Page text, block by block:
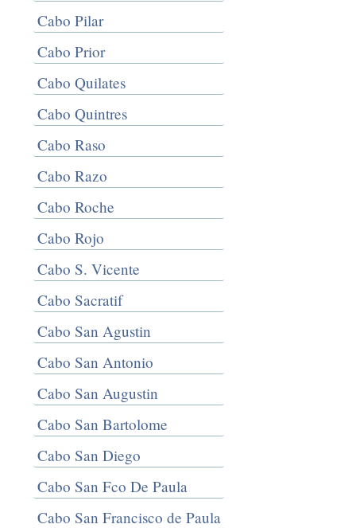
Cabo Pilar
Cabo Prior
Cabo Quilates
Cabo Quintres
Cabo Raso
Cabo Razo
Cabo Roche
Cabo Rojo
Cabo S. Vicente
Cabo Sacratif
Cabo San Agustin
Cabo San Antonio
Cabo San Augustin
Cabo San Bartolome
Cabo San Diego
Cabo San Fco De Paula
Cabo San Francisco de Paula